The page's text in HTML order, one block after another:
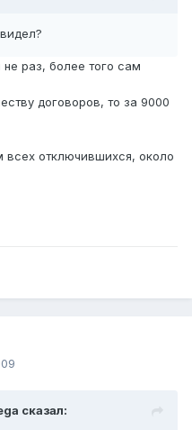
раз, более того сам
договоров, то за 9000
всех отключившихся, около
сказал: